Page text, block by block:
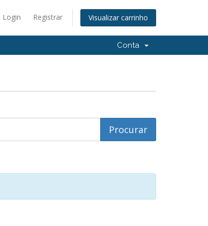
Login Registrar Visualizar carrinho
Conta